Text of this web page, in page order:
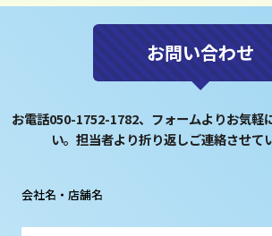
お問い合わせ
お電話050-1752-1782、フォームよりお気軽
い。担当者より折り返しご連絡させて
会社名・店舗名